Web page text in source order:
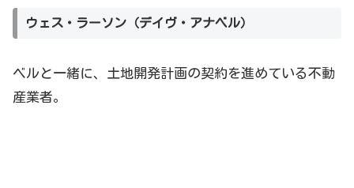
ウェス・ラーソン（デイヴ・アナベル）
ベルと一緒に、土地開発計画の契約を進めている不動
産業者。